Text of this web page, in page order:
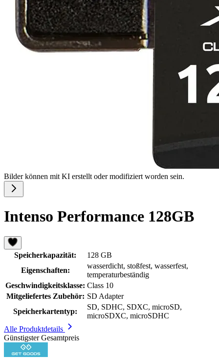
Bilder können mit KI erstellt oder modifiziert worden sein.
Intenso Performance 128GB
Speicherkapazität:
128 GB
Eigenschaften:
wasserdicht, stoßfest, wasserfest,
temperaturbeständig
Geschwindigkeitsklasse: Class 10
Mitgeliefertes Zubehör: SD Adapter
Speicherkartentyp:
SD, SDHC, SDXC, microSD,
microSDXC, microSDHC
Alle Produktdetails
Günstigster Gesamtpreis